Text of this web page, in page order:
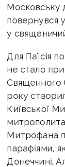
Московську
повернувся
у
Для Паїсія
не стало
Священного
року
Київської
митрополита
Митрофана
парафіями,
Донеччині.